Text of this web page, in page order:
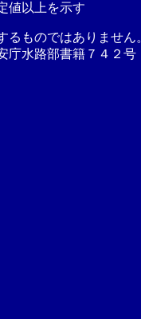
値以上を示す
るものではありませ
庁水路部書籍７４２